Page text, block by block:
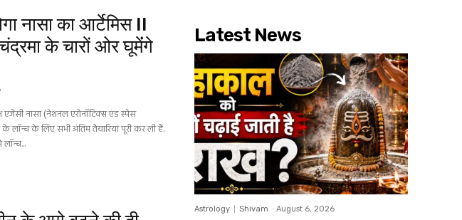
नासा का आर्टेमिस II
के चारों ओर घूमेंंगे
नासा (नेशनल एरोनॉटिक्स एंड स्पेस
लॉन्च के लिए सभी अंतिम तैयारियां पूरी कर ली हैं.
Latest News
Astrology Shivam - August 6, 2026